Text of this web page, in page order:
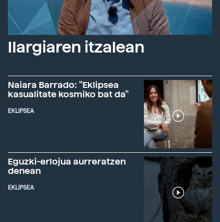
Ilargiaren itzalean
Naiara Barrado: "Eklipsea
kasualitate kosmiko bat da"
EKLIPSEA
Eguzki-erlojua aurreratzen
denean
EKLIPSEA